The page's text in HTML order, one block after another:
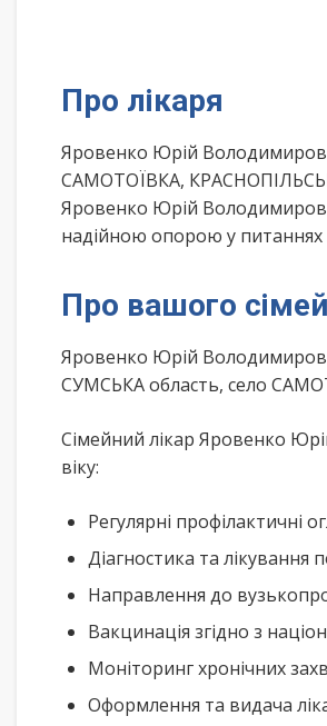
Про лікаря
Яровенко Юрій
САМОТОЇВКА,
Яровенко Юрій
надійною опорою у питаннях
Про вашого
Яровенко Юрій
СУМСЬКА область, село
Сімейний лікар Яровенко
віку:
Регулярні профілактичні
Діагностика та
Направлення до
Вакцинація згідно з
Моніторинг хронічних
Оформлення та видача